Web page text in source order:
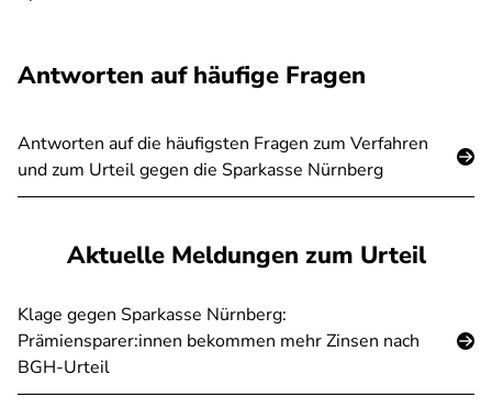
Antworten auf häufige Fragen
Antworten auf die häufigsten Fragen zum Verfahren
und zum Urteil gegen die Sparkasse Nürnberg
Aktuelle Meldungen zum Urteil
Klage gegen Sparkasse Nürnberg:
Prämiensparer:innen bekommen mehr Zinsen nach
BGH-Urteil